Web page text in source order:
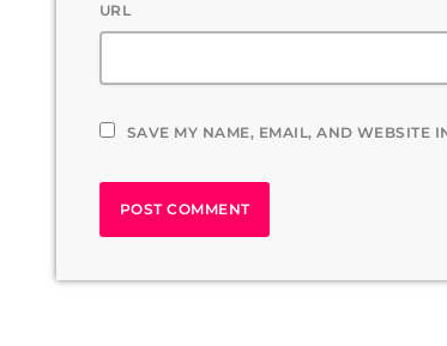
URL
SAVE MY NAME, EMAIL, AND WEBSITE